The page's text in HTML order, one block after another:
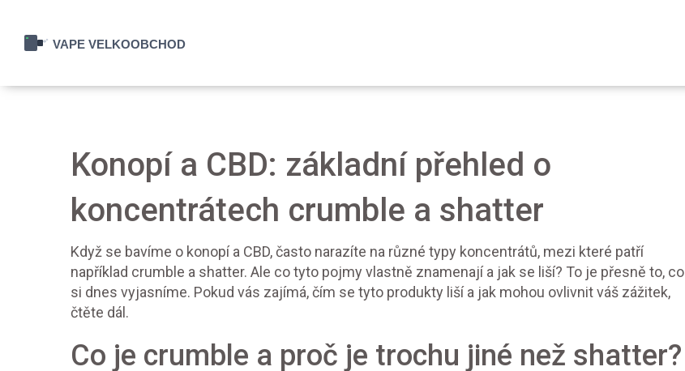
Konopí a CBD: základní přehled o
koncentrátech crumble a shatter
Když se bavíme o konopí a CBD, často narazíte na různé typy koncentrátů, mezi které patří
například crumble a shatter. Ale co tyto pojmy vlastně znamenají a jak se liší? To je přesně to, co
si dnes vyjasníme. Pokud vás zajímá, čím se tyto produkty liší a jak mohou ovlivnit váš zážitek,
čtěte dál.
Co je crumble a proč je trochu jiné než shatter?